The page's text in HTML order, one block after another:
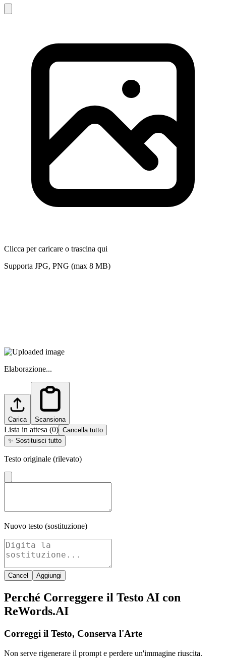
Clicca per caricare o trascina qui
Supporta JPG, PNG (max 8 MB)
Elaborazione...
Carica Scansiona
Lista in attesa (0) Cancella tutto
✨ Sostituisci tutto
Testo originale (rilevato)
Nuovo testo (sostituzione)
Cancel Aggiungi
Perché Correggere il Testo AI con
ReWords.AI
Correggi il Testo, Conserva l'Arte
Non serve rigenerare il prompt e perdere un'immagine riuscita.